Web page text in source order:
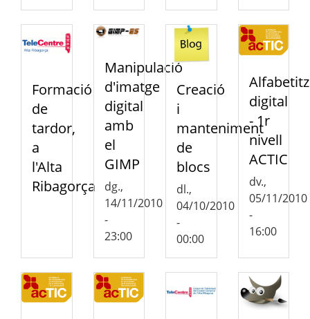
Formació
de
tardor,
a
l'Alta
Ribagorça
Manipulació
d'imatge
digital
amb
el
GIMP
dg.,
14/11/2010
-
23:00
Creació
i
manteniment
de
blocs
dl.,
04/10/2010
-
00:00
digital
- 1r
nivell
ACTIC
dv.,
05/11/2010
-
16:00